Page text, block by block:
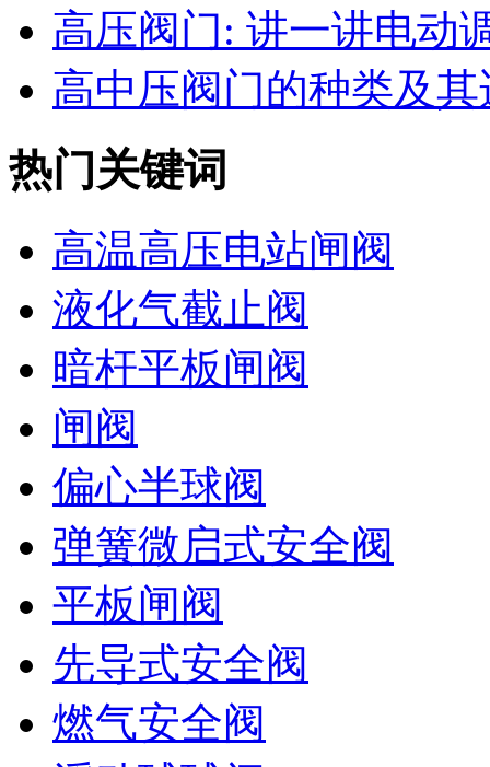
高压阀门: 讲一讲电动
高中压阀门的种类及其
热门关键词
高温高压电站闸阀
液化气截止阀
暗杆平板闸阀
闸阀
偏心半球阀
弹簧微启式安全阀
平板闸阀
先导式安全阀
燃气安全阀